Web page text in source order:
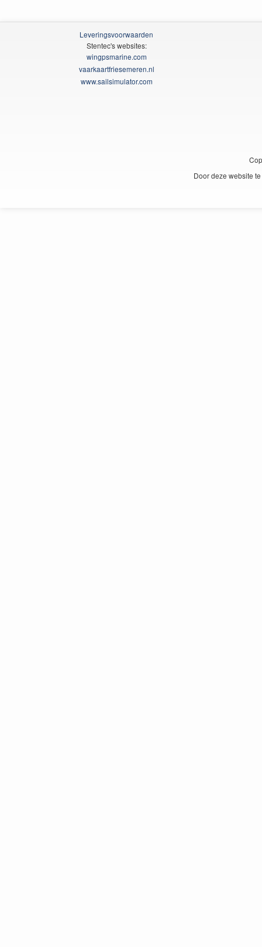
Leveringsvoorwaarden
Stentec's websites:
wingpsmarine.com
vaarkaartfriesemeren.nl
www.sailsimulator.com
Door deze website